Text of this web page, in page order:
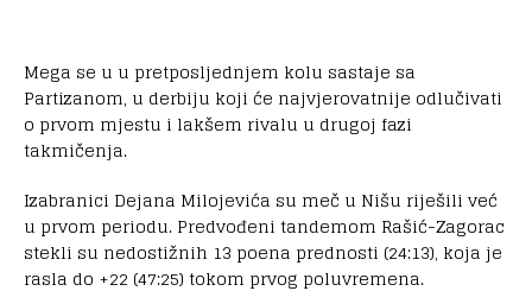
Mega se u u pretposljednjem kolu sastaje sa
Partizanom, u derbiju koji će najvjerovatnije odlučivati
o prvom mjestu i lakšem rivalu u drugoj fazi
takmičenja.
Izabranici Dejana Milojevića su meč u Nišu riješili već
u prvom periodu. Predvođeni tandemom Rašić-Zagorac
stekli su nedostižnih 13 poena prednosti (24:13), koja je
rasla do +22 (47:25) tokom prvog poluvremena.